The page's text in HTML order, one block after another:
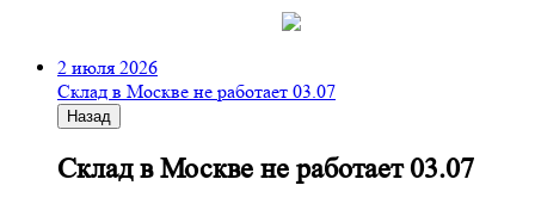
2 июля 2026
Склад в Москве не работает 03.07
Назад
Склад в Москве не работает 03.07